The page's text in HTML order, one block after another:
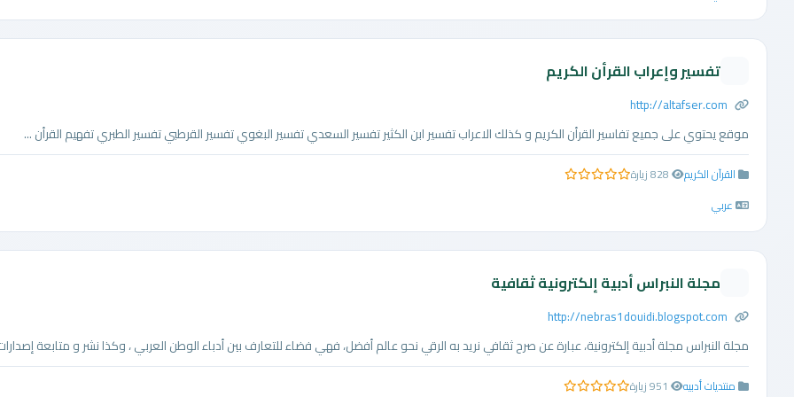
تفسير وإعراب القرأن الكريم
http://altafser.com
موقع يحتوي على جميع تفاسير القرأن الكريم و كذلك الاعراب تفسير ابن الكثير تفسير السعدي تفسير البغوي تفسير القرطبي تفسير الطبري تفهيم القرأن ...
القرآن الكريم 0.0 من 5 نجوم
عربي
مجلة النبراس أدبية إلكترونية ثقافية
http://nebras1douidi.blogspot.com
مجلة النبراس مجلة أدبية إلكترونية، عبارة عن صرح ثقافي نريد به الرقي نحو عالم أفضل، فهي فضاء للتعارف بين أدباء الوطن العربي ، وكذا نشر و متابعة
منتديات أدبيه 0.0 من 5 نجوم